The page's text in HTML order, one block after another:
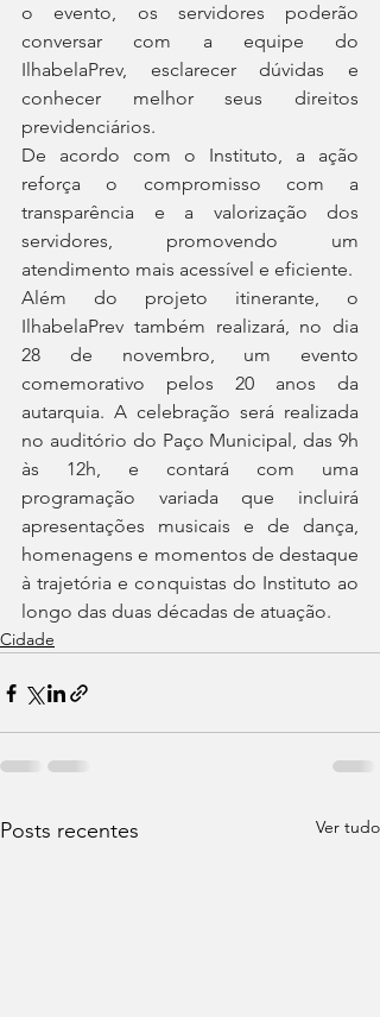
o evento, os servidores poderão
conversar com a equipe do
IlhabelaPrev, esclarecer dúvidas e
conhecer melhor seus direitos
previdenciários.
De acordo com o Instituto, a ação
reforça o compromisso com a
transparência e a valorização dos
servidores, promovendo um
atendimento mais acessível e eficiente.
Além do projeto itinerante, o
IlhabelaPrev também realizará, no dia
28 de novembro, um evento
comemorativo pelos 20 anos da
autarquia. A celebração será realizada
no auditório do Paço Municipal, das 9h
às 12h, e contará com uma
programação variada que incluirá
apresentações musicais e de dança,
homenagens e momentos de destaque
à trajetória e conquistas do Instituto ao
longo das duas décadas de atuação.
Cidade
Posts recentes Ver tudo